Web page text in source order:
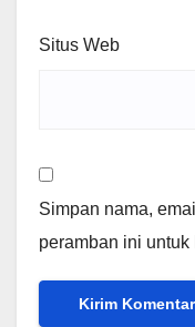
Situs Web
Simpan nama,
peramban ini